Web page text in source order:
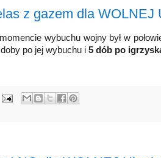
z gazem dla WOLNEJ
wybuchu wojny był w
doby po jej wybuchu i 5 dób po